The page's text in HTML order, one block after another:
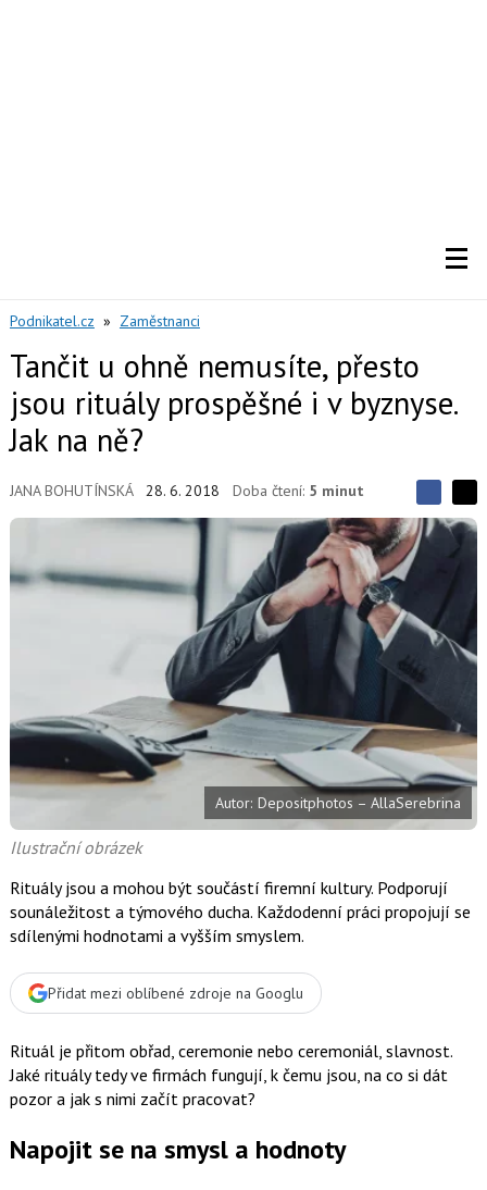
Podnikatel.cz » Zaměstnanci
Tančit u ohně nemusíte, přesto
jsou rituály prospěšné i v byznyse.
Jak na ně?
JANA BOHUTÍNSKÁ 28. 6. 2018 Doba čtení: 5 minut
S
d
í
e
t
S
d
í
n
c
b
o
o
k
u
d
a
X
Autor: Depositphotos – AllaSerebrina
Ilustrační obrázek
Rituály jsou a mohou být součástí firemní kultury. Podporují
sounáležitost a týmového ducha. Každodenní práci propojují se
sdílenými hodnotami a vyšším smyslem.
Přidat mezi oblíbené zdroje na Googlu
Rituál je přitom obřad, ceremonie nebo ceremoniál, slavnost.
Jaké rituály tedy ve firmách fungují, k čemu jsou, na co si dát
pozor a jak s nimi začít pracovat?
Napojit se na smysl a hodnoty